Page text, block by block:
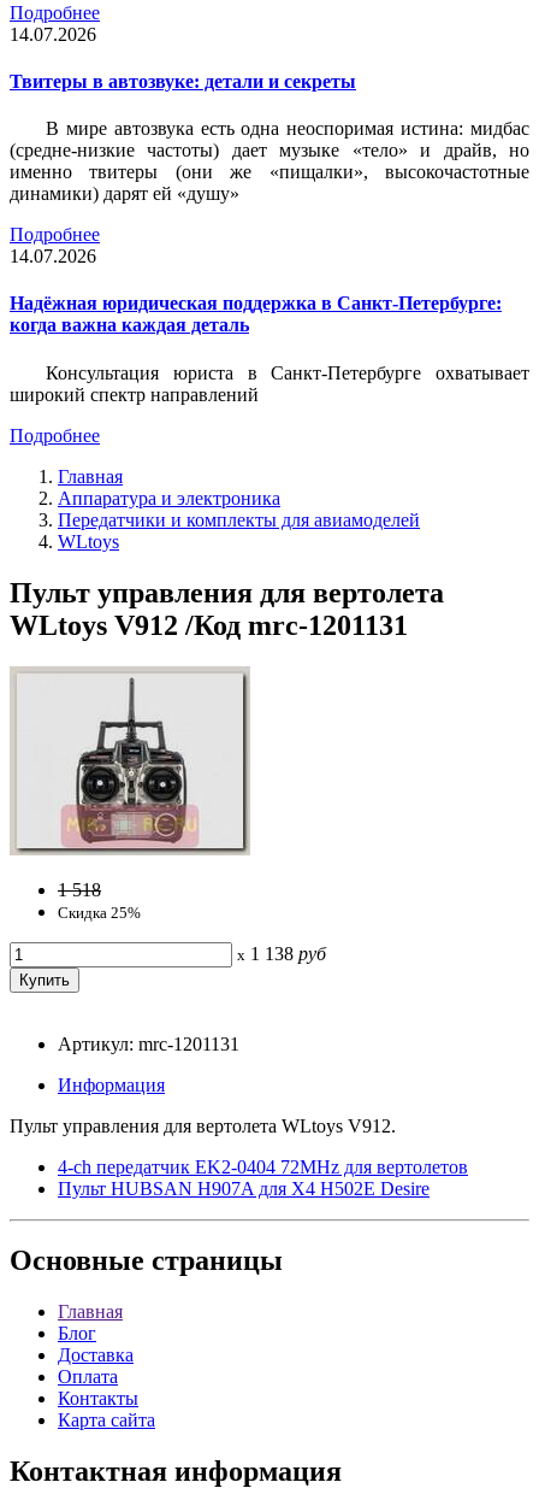
Подробнее
14.07.2026
Твитеры в автозвуке: детали и секреты
В мире автозвука есть одна неоспоримая истина: мидбас
(средне-низкие частоты) дает музыке «тело» и драйв, но
именно твитеры (они же «пищалки», высокочастотные
динамики) дарят ей «душу»
Подробнее
14.07.2026
Надёжная юридическая поддержка в Санкт-Петербурге:
когда важна каждая деталь
Консультация юриста в Санкт-Петербурге охватывает
широкий спектр направлений
Подробнее
Главная
Аппаратура и электроника
Передатчики и комплекты для авиамоделей
WLtoys
Пульт управления для вертолета
WLtoys V912 /Код mrc-1201131
1 518
Скидка 25%
x 1 138 руб
Артикул: mrc-1201131
Информация
Пульт управления для вертолета WLtoys V912.
4-ch передатчик EK2-0404 72MHz для вертолетов
Пульт HUBSAN H907A для X4 H502E Desire
Основные страницы
Главная
Блог
Доставка
Оплата
Контакты
Карта сайта
Контактная информация